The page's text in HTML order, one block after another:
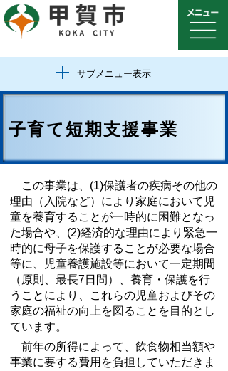
サブメニュー表示
子育て短期支援事業
この事業は、(1)保護者の疾病その他の
理由（入院など）により家庭において児
童を養育することが一時的に困難となっ
た場合や、(2)経済的な理由により緊急一
時的に母子を保護することが必要な場合
等に、児童養護施設等において一定期間
（原則、最長7日間）、養育・保護を行
うことにより、これらの児童およびその
家庭の福祉の向上を図ることを目的とし
ています。
前年の所得によって、飲食物相当額や
事業に要する費用を負担していただきま